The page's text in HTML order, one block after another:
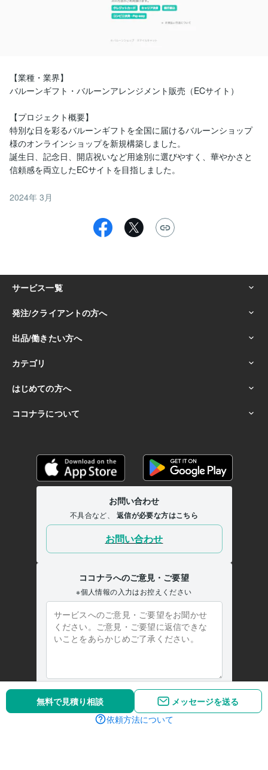
無料で見積り相談
メッセージを送る
依頼方法について
【業種・業界】
バルーンギフト・バルーンアレンジメント販売（ECサイト）
【プロジェクト概要】
特別な日を彩るバルーンギフトを全国に届けるバルーンショップ
様のオンラインショップを新規構築しました。
誕生日、記念日、開店祝いなど用途別に選びやすく、華やかさと
信頼感を両立したECサイトを目指しました。
2024年 3月